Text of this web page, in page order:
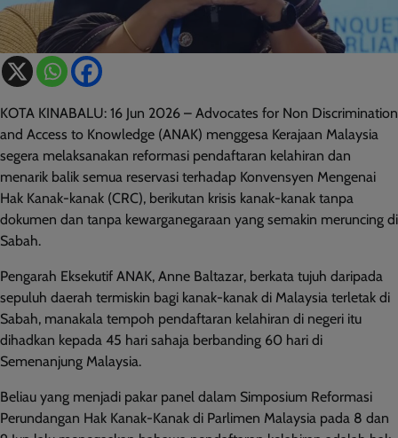
KOTA KINABALU: 16 Jun 2026 – Advocates for Non Discrimination
and Access to Knowledge (ANAK) menggesa Kerajaan Malaysia
segera melaksanakan reformasi pendaftaran kelahiran dan
menarik balik semua reservasi terhadap Konvensyen Mengenai
Hak Kanak-kanak (CRC), berikutan krisis kanak-kanak tanpa
dokumen dan tanpa kewarganegaraan yang semakin meruncing di
Sabah.
Pengarah Eksekutif ANAK, Anne Baltazar, berkata tujuh daripada
sepuluh daerah termiskin bagi kanak-kanak di Malaysia terletak di
Sabah, manakala tempoh pendaftaran kelahiran di negeri itu
dihadkan kepada 45 hari sahaja berbanding 60 hari di
Semenanjung Malaysia.
Beliau yang menjadi pakar panel dalam Simposium Reformasi
Perundangan Hak Kanak-Kanak di Parlimen Malaysia pada 8 dan